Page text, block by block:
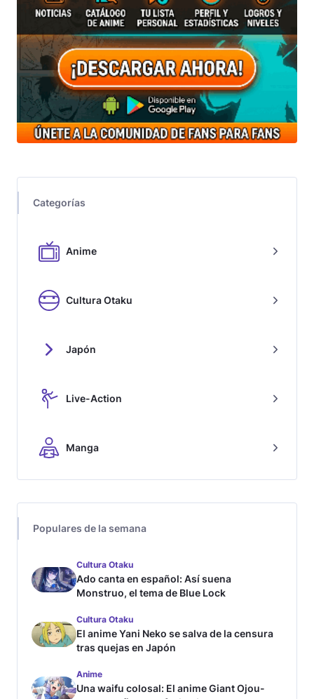
Categorías
Anime
Cultura Otaku
Japón
Live-Action
Manga
Populares de la semana
Cultura Otaku
Ado canta en español: Así suena
Monstruo, el tema de Blue Lock
Cultura Otaku
El anime Yani Neko se salva de la censura
tras quejas en Japón
Anime
Una waifu colosal: El anime Giant Ojou-